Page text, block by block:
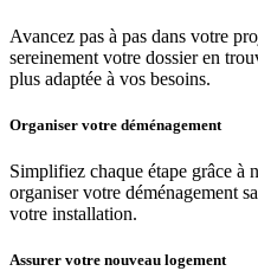
Avancez pas à pas dans votre
sereinement votre dossier en
plus adaptée à vos besoins.
Organiser votre déménagement
Simplifiez chaque étape grâce à
organiser votre déménagement
votre installation.
Assurer votre nouveau logement